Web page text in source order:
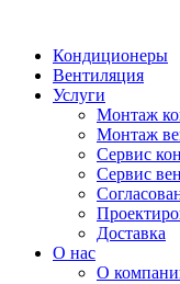
Кондиционеры
Вентиляция
Услуги
Монтаж
Монтаж
Сервис
Сервис
Доставка
О нас
О